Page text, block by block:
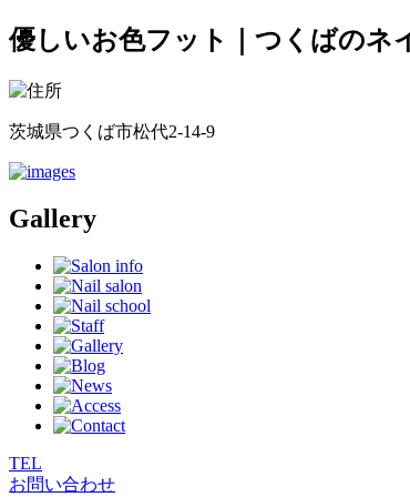
優しいお色フット｜つくばのネ
茨城県つくば市松代2-14-9
Gallery
TEL
お問い合わせ